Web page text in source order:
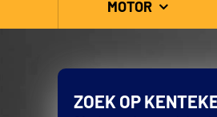
MOTOR
ZOEK OP